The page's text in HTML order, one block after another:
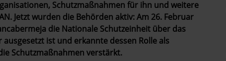
Schutzmaßnahmen für ihn und weitere
Jetzt wurden die Behörden aktiv: Am 26. Februar
die Nationale Schutzeinheit über das
ist und erkannte dessen Rolle als
Schutzmaßnahmen verstärkt.